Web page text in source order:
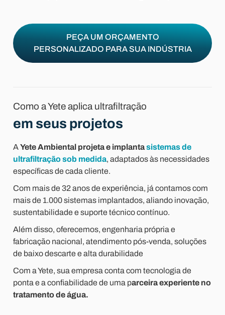
PEÇA UM ORÇAMENTO
PERSONALIZADO PARA SUA INDÚSTRIA
Como a Yete aplica ultrafiltração
em seus projetos
AYete Ambiental projeta e implantasistemas de
ultrafiltração sob medida, adaptados às necessidades
específicas de cada cliente.
Com mais de 32 anos de experiência, já contamos com
mais de 1.000 sistemas implantados, aliando inovação,
sustentabilidade e suporte técnico contínuo.
Além disso, oferecemos, engenharia própria e
fabricação nacional, atendimento pós-venda, soluções
de baixo descarte e alta durabilidade
Com a Yete, sua empresa conta com tecnologia de
ponta e a confiabilidade de uma parceira experiente no
tratamento de água.